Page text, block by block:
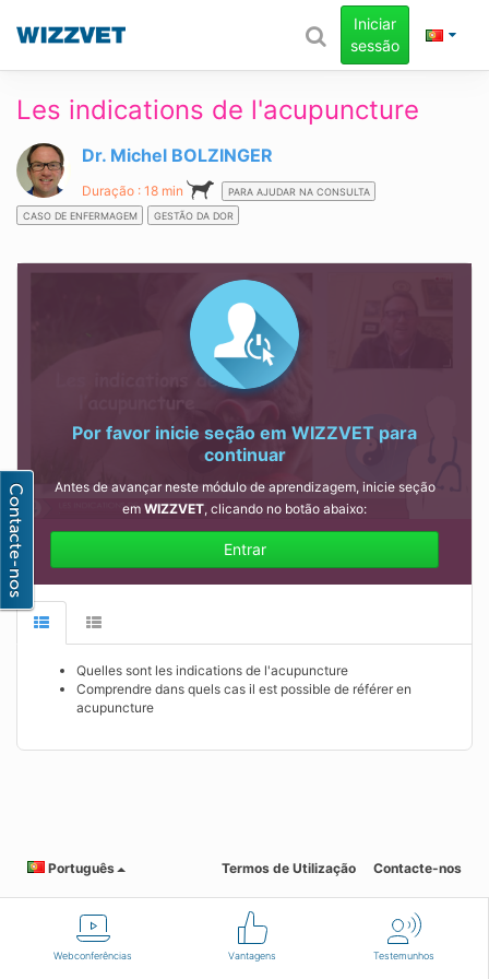
Webconferências Vantagens Testemunhos
Iniciar
sessão
Les indications de l'acupuncture
Dr. Michel BOLZINGER
Duração : 18 min
PARA AJUDAR NA CONSULTA
CASO DE ENFERMAGEM
GESTÃO DA DOR
Por favor inicie seção em WIZZVET para
continuar
Antes de avançar neste módulo de aprendizagem, inicie seção
em WIZZVET, clicando no botão abaixo:
Entrar
Quelles sont les indications de l'acupuncture
Comprendre dans quels cas il est possible de référer en
acupuncture
Português Termos de Utilização Contacte-nos